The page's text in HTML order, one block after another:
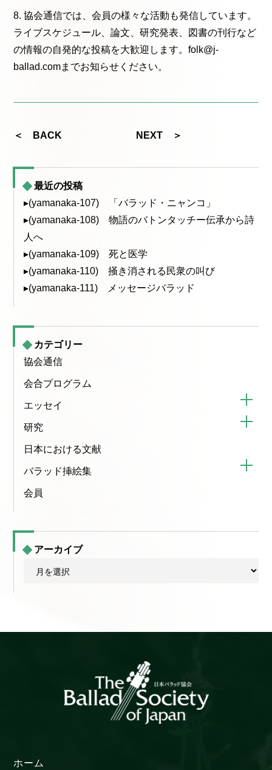
8. 協会通信では、会員の様々な活動も発信しています。
ライブスケジュール、論文、研究発表、図書の刊行など
の情報の自発的な投稿を大歓迎します。folk@j-
ballad.comまでお知らせください。
＜ BACK NEXT ＞
最近の投稿
▸(yamanaka-107) 「バラッド・ニャンコ」
▸(yamanaka-108) 物語のバトンタッチー伝承から詩
人へ
▸(yamanaka-109) 死と医学
▸(yamanaka-110) 掻き消される民衆の叫び
▸(yamanaka-111) メッセージバラッド
カテゴリー
協会通信
会合プログラム
エッセイ
研究
日本における文献
バラッド挿絵集
会員
アーカイブ
ブ
ホーム